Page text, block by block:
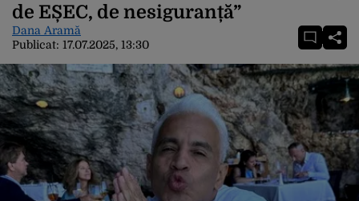
de EȘEC, de nesiguranță”
Dana Aramă
Publicat: 17.07.2025, 13:30